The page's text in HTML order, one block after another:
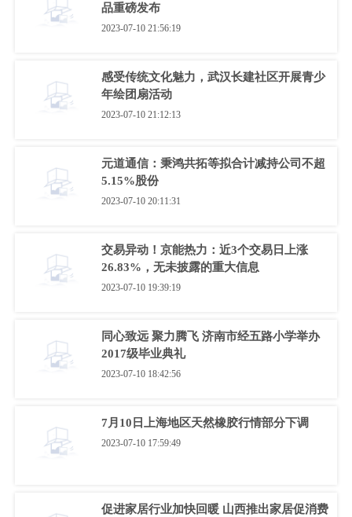
品重磅发布
2023-07-10 21:56:19
感受传统文化魅力，武汉长建社区开展青少
年绘团扇活动
2023-07-10 21:12:13
元道通信：秉鸿共拓等拟合计减持公司不超
5.15%股份
2023-07-10 20:11:31
交易异动！京能热力：近3个交易日上涨
26.83%，无未披露的重大信息
2023-07-10 19:39:19
同心致远 聚力腾飞 济南市经五路小学举办
2017级毕业典礼
2023-07-10 18:42:56
7月10日上海地区天然橡胶行情部分下调
2023-07-10 17:59:49
促进家居行业加快回暖 山西推出家居促消费